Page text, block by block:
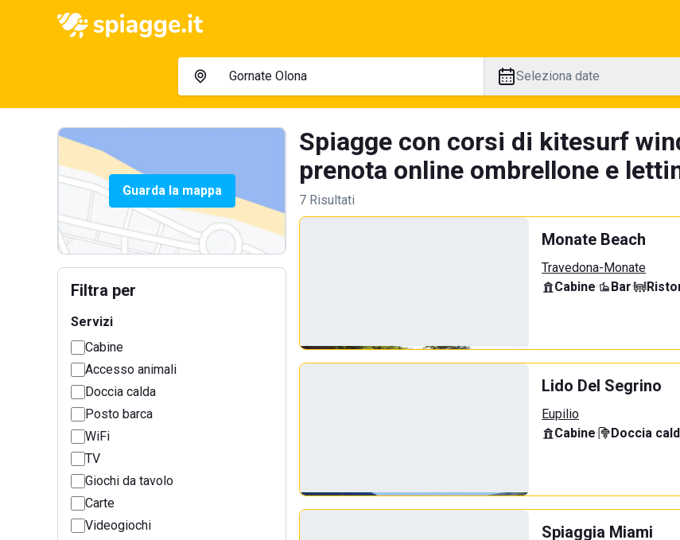
Seleziona date
Guarda la mappa
Filtra per
Servizi
Cabine
Accesso animali
Doccia calda
Posto barca
WiFi
TV
Giochi da tavolo
Carte
Videogiochi
Spiagge con corsi di kitesurf
prenota online ombrellone e
7 Risultati
Monate Beach
Travedona-Monate
Cabine· Bar·
Lido Del Segrino
Eupilio
Cabine· Doccia
Spiaggia Miami